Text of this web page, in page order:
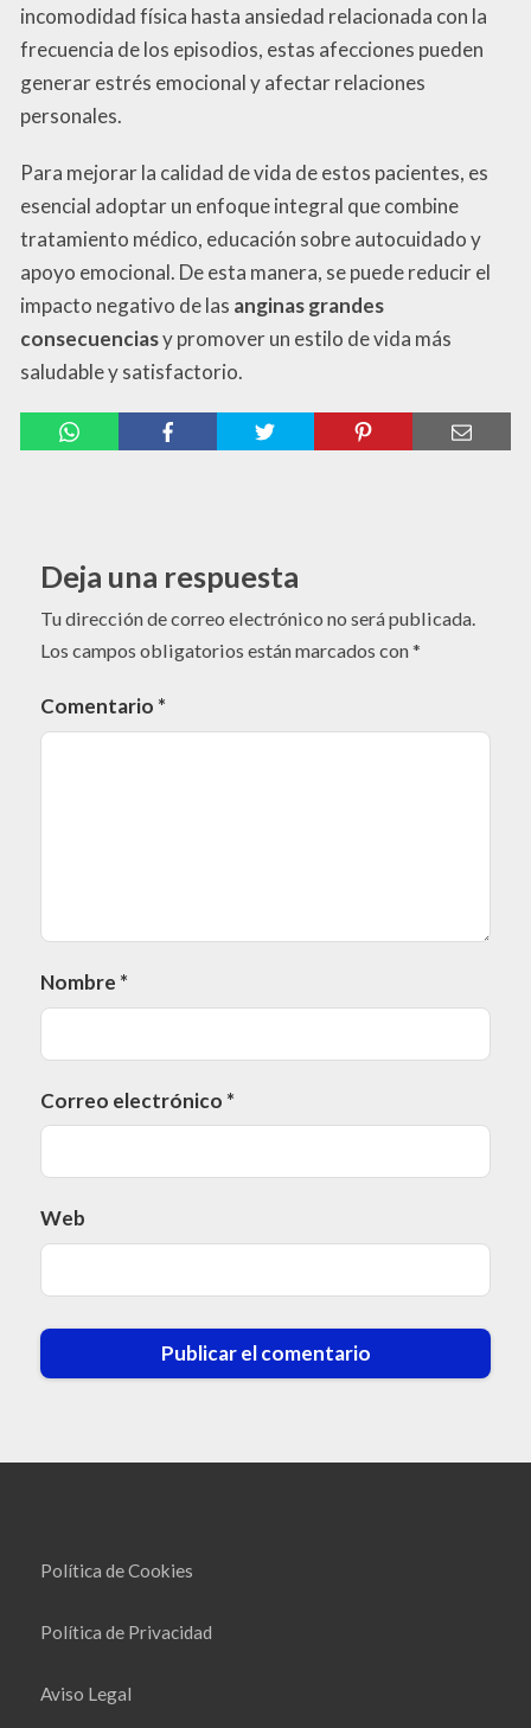
incomodidad física hasta ansiedad relacionada con la
frecuencia de los episodios, estas afecciones pueden
generar estrés emocional y afectar relaciones
personales.
Para mejorar la calidad de vida de estos pacientes, es
esencial adoptar un enfoque integral que combine
tratamiento médico, educación sobre autocuidado y
apoyo emocional. De esta manera, se puede reducir el
impacto negativo de las anginas grandes
consecuenciasy promover un estilo de vida más
saludable y satisfactorio.
Deja una respuesta
Tu dirección de correo electrónico no será publicada.
Los campos obligatorios están marcados con*
Comentario *
Nombre *
Correo electrónico *
Web
Política de Cookies
Política de Privacidad
Aviso Legal